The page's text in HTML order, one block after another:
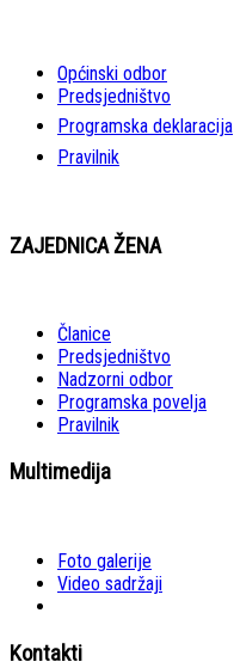
Općinski odbor
Predsjedništvo
Programska deklaracija
Pravilnik
ZAJEDNICA ŽENA
Članice
Predsjedništvo
Nadzorni odbor
Programska povelja
Pravilnik
Multimedija
Foto galerije
Video sadržaji
Kontakti